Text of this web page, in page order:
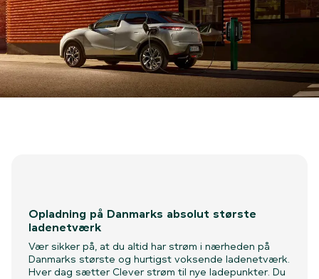
Opladning på Danmarks absolut største
ladenetværk
Vær sikker på, at du altid har strøm i nærheden på
Danmarks største og hurtigst voksende ladenetværk.
Hver dag sætter Clever strøm til nye ladepunkter. Du